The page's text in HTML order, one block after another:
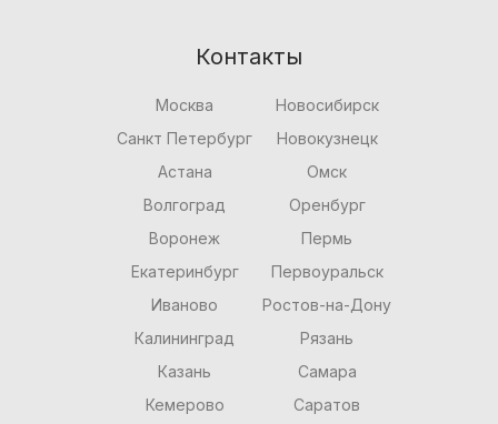
Контакты
Москва
Санкт Петербург
Астана
Волгоград
Воронеж
Екатеринбург
Иваново
Калининград
Казань
Кемерово
Новосибирск
Новокузнецк
Омск
Оренбург
Пермь
Первоуральск
Ростов-на-Дону
Рязань
Самара
Саратов